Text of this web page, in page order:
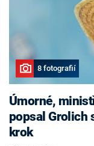
8 fotografií
Úmorné,
popsal Grolich
krok